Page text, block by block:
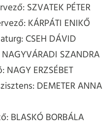
SZVATEK PÉTER
KÁRPÁTI ENIKŐ
CSEH DÁVID
SZANDRA
NAGY ERZSÉBET
DEMETER ANNA
BLASKÓ BORBÁLA